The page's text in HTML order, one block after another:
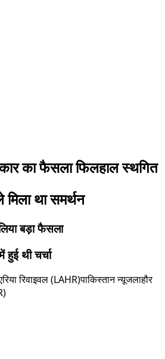
का फैसला फिलहाल स्थगित
था समर्थन
बड़ा फैसला
हुई थी चर्चा
रिवाइवल (LAHR)पाकिस्तान न्यूजलाहौर